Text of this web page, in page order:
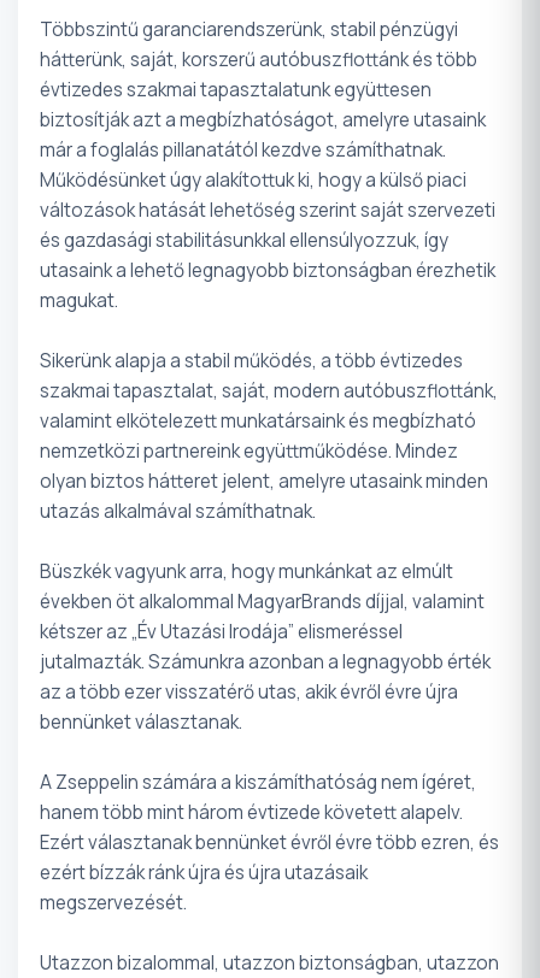
Többszintű garanciarendszerünk, stabil pénzügyi
hátterünk, saját, korszerű autóbuszflottánk és több
évtizedes szakmai tapasztalatunk együttesen
biztosítják azt a megbízhatóságot, amelyre utasaink
már a foglalás pillanatától kezdve számíthatnak.
Működésünket úgy alakítottuk ki, hogy a külső piaci
változások hatását lehetőség szerint saját szervezeti
és gazdasági stabilitásunkkal ellensúlyozzuk, így
utasaink a lehető legnagyobb biztonságban érezhetik
magukat.
Sikerünk alapja a stabil működés, a több évtizedes
szakmai tapasztalat, saját, modern autóbuszflottánk,
valamint elkötelezett munkatársaink és megbízható
nemzetközi partnereink együttműködése. Mindez
olyan biztos hátteret jelent, amelyre utasaink minden
utazás alkalmával számíthatnak.
Büszkék vagyunk arra, hogy munkánkat az elmúlt
években öt alkalommal MagyarBrands díjjal, valamint
kétszer az „Év Utazási Irodája” elismeréssel
jutalmazták. Számunkra azonban a legnagyobb érték
az a több ezer visszatérő utas, akik évről évre újra
bennünket választanak.
A Zseppelin számára a kiszámíthatóság nem ígéret,
hanem több mint három évtizede követett alapelv.
Ezért választanak bennünket évről évre több ezren, és
ezért bízzák ránk újra és újra utazásaik
megszervezését.
Utazzon bizalommal, utazzon biztonságban, utazzon